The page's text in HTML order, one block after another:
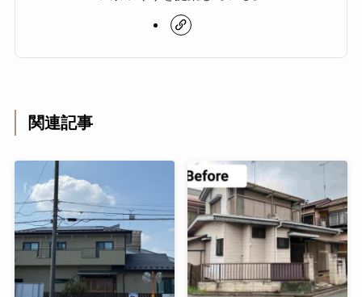
関連記事